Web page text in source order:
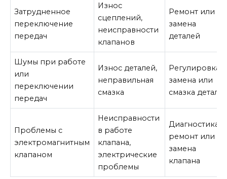
Затрудненное
переключение
передач
Износ
сцеплений,
неисправности
клапанов
Ремонт или
замена
деталей
Шумы при работе
или
переключении
передач
Износ деталей,
неправильная
смазка
Регулировка,
замена или
смазка
Проблемы с
электромагнитным
клапаном
Неисправности
в работе
клапана,
электрические
проблемы
Диагностика и
ремонт или
замена
клапана